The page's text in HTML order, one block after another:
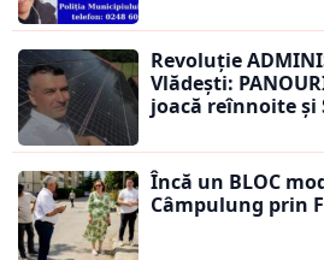
Revoluție
Vlădești:
joacă reînnoite și
Încă un BLOC
Câmpulung prin